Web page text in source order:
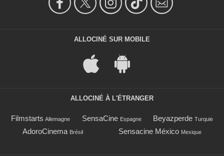
ALLOCINÉ SUR MOBILE
ALLOCINÉ À L'ÉTRANGER
Filmstarts Allemagne SensaCine Espagne Beyazperde Turquie
AdoroCinema Brésil Sensacine México Mexique